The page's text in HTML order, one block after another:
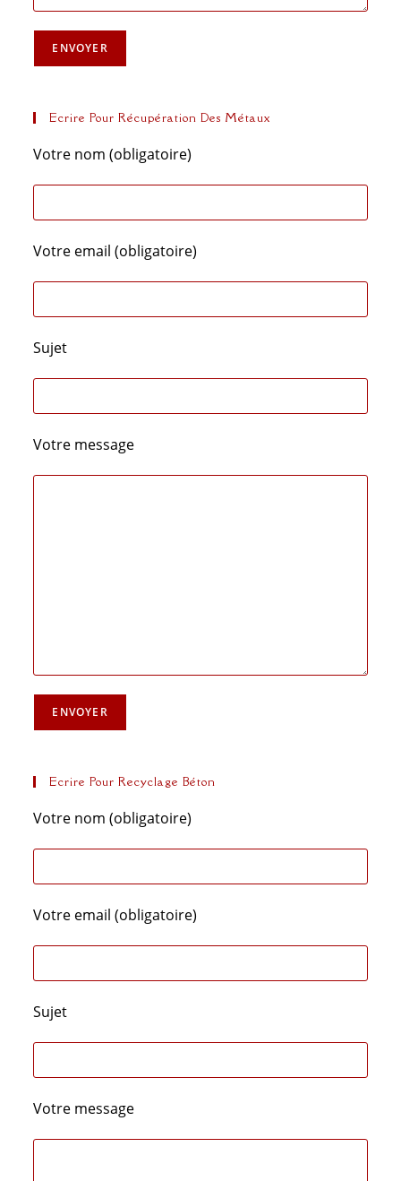
Ecrire Pour Récupération Des Métaux
Votre nom (obligatoire)
Votre email (obligatoire)
Sujet
Votre message
Ecrire Pour Recyclage Béton
Votre nom (obligatoire)
Votre email (obligatoire)
Sujet
Votre message